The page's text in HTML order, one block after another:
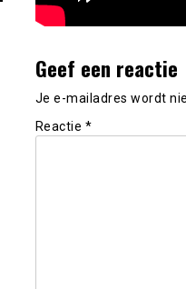
Geef een reactie
Je e-mailadres wordt
Reactie *